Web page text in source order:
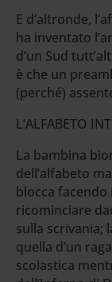
E d’altronde,
ha inventato
d’un Sud
è che un
(perché)
L’ALFABETO
La bambina
dell’alfabeto
blocca
ricominciare
sulla scrivania;
quella d’un
scolastica